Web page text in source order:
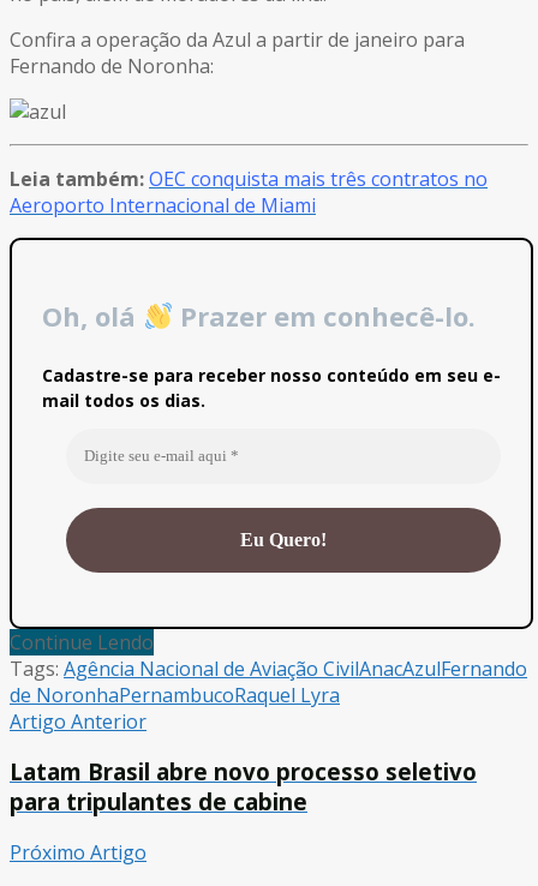
Confira a operação da Azul a partir de janeiro para
Fernando de Noronha:
Leia também:OEC conquista mais três contratos no
Aeroporto Internacional de Miami
Oh, olá Prazer em conhecê-lo.
Cadastre-se para receber nosso conteúdo em seu e-
mail todos os dias.
Continue Lendo
Tags: Agência Nacional de Aviação CivilAnacAzulFernando
de NoronhaPernambucoRaquel Lyra
Artigo Anterior
Latam Brasil abre novo processo seletivo
para tripulantes de cabine
Próximo Artigo